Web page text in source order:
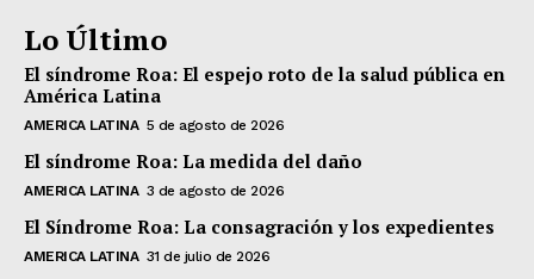
Lo Último
El síndrome Roa: El espejo roto de la salud pública en
América Latina
AMERICA LATINA 5 de agosto de 2026
El síndrome Roa: La medida del daño
AMERICA LATINA 3 de agosto de 2026
El Síndrome Roa: La consagración y los expedientes
AMERICA LATINA 31 de julio de 2026